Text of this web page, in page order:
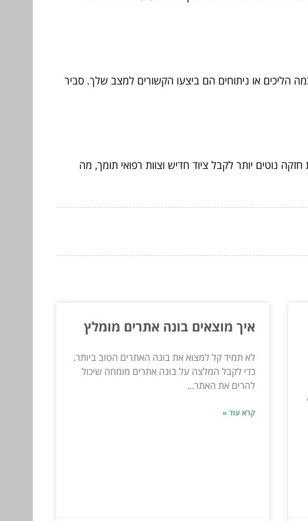
הליכים או ניתוחים הם ביצעו הקשורים למצב שלך. סביר
נוטים יותר לקבל ציוד חדיש וצוות רפואי תומך, מה
איך מוצאים בונה אתרים מומלץ
לא תמיד קל למצוא את בונה האתרים הטוב ביותר.
כדי לקבל המלצה על בונה אתרים מומחה שיכול
להרים את האתר...
קרא עוד »